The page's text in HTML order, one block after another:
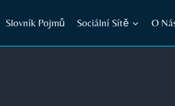
Slovník Pojmů Sociální Sítě O